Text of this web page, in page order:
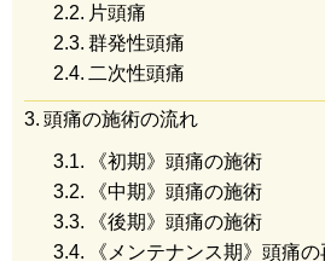
片頭痛
群発性頭痛
二次性頭痛
頭痛の施術の流れ
《初期》頭痛の施術
《中期》頭痛の施術
《後期》頭痛の施術
《メンテナンス期》頭痛